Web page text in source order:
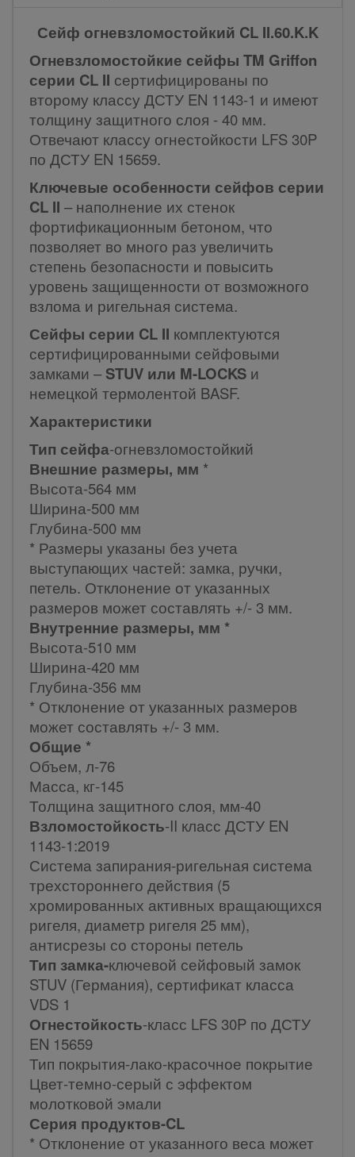
Сейф огневзломостойкий CL II.60.K.K
Огневзломостойкие сейфы TM Griffon
серии CL II сертифицированы по
второму классу ДСТУ EN 1143-1 и имеют
толщину защитного слоя - 40 мм.
Отвечают классу огнестойкости LFS 30P
по ДСТУ EN 15659.
Ключевые особенности сейфов серии
CL II – наполнение их стенок
фортификационным бетоном, что
позволяет во много раз увеличить
степень безопасности и повысить
уровень защищенности от возможного
взлома и ригельная система.
Сейфы серии CL II комплектуются
сертифицированными сейфовыми
замками –STUV или M-LOCKS и
немецкой термолентой BASF.
Характеристики
Тип сейфа-огневзломостойкий
Внешние размеры, мм *
Высота-564 мм
Ширина-500 мм
Глубина-500 мм
* Размеры указаны без учета
выступающих частей: замка, ручки,
петель. Отклонение от указанных
размеров может составлять +/- 3 мм.
Внутренние размеры, мм *
Высота-510 мм
Ширина-420 мм
Глубина-356 мм
* Отклонение от указанных размеров
может составлять +/- 3 мм.
Общие *
Объем, л-76
Масса, кг-145
Толщина защитного слоя, мм-40
Взломостойкость-II класс ДСТУ EN
1143-1:2019
Система запирания-ригельная система
трехстороннего действия (5
хромированных активных вращающихся
ригеля, диаметр ригеля 25 мм),
антисрезы со стороны петель
Тип замка-ключевой сейфовый замок
STUV (Германия), сертификат класса
VDS 1
Огнестойкость-класс LFS 30P по ДСТУ
EN 15659
Тип покрытия-лако-красочное покрытие
Цвет-темно-серый с эффектом
молотковой эмали
Серия продуктов-CL
* Отклонение от указанного веса может